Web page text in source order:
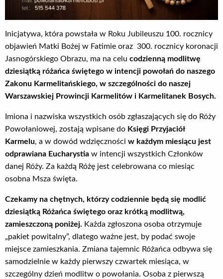
Inicjatywa, która powstała w Roku Jubileuszu 100. rocznicy
objawień Matki Bożej w Fatimie oraz 300. rocznicy koronacji
Jasnogórskiego Obrazu, ma na celu codzienną modlitwę
dziesiątką różańca świętego w intencji powołań do naszego
Zakonu Karmelitańskiego, w szczególności do naszej
Warszawskiej Prowincji Karmelitów i Karmelitanek Bosych.
Imiona i nazwiska wszystkich osób zgłaszających się do Róży
Powołaniowej, zostają wpisane do Księgi Przyjaciół
Karmelu, a w dowód wdzięczności w każdym miesiącu jest
odprawiana Eucharystia w intencji wszystkich Członków
danej Róży. Za każdą Różę jest celebrowana co miesiąc
osobna Msza święta.
Czekamy na chętnych, którzy codziennie będą się modlić
dziesiątką Różańca świętego oraz krótką modlitwą,
zamieszczoną poniżej. Każda zgłoszona osoba otrzymuje
„pakiet powitalny”, dlatego ważne jest, by podać swoje
miejsce zamieszkania. Zmiana tajemnic Różańca odbywa się
samodzielnie w każdy pierwszy czwartek miesiąca, w
szczególny dzień modlitw o powołania. Osoba z pierwszą